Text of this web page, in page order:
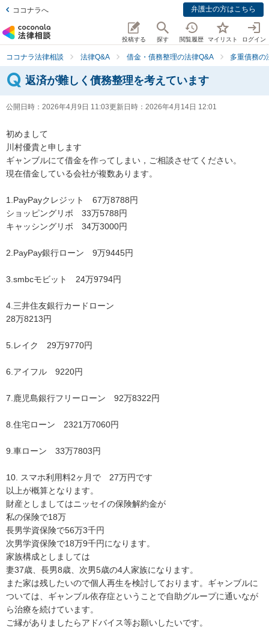
ココナラへ 弁護士の方はこちら
投稿する 探す 閲覧履歴 マイリスト ログイン
ココナラ法律相談 法律Q&A 借金・債務整理の法律Q&A 多重債務の
返済が難しく債務整理を考えています
公開日時： 2026年4月9日 11:03更新日時： 2026年4月14日 12:01
初めまして
川村優貴と申します
ギャンブルにて借金を作ってしまい，ご相談させてください。
現在借金している会社が複数あります。
1.PayPayクレジット　67万8788円
ショッピングリボ　33万5788円
キャッシングリボ　34万3000円
2.PayPay銀行ローン　9万9445円
3.smbcモビット　24万9794円
4.三井住友銀行カードローン
28万8213円
5.レイク　29万9770円
6.アイフル　9220円
7.鹿児島銀行フリーローン　92万8322円
8.住宅ローン　2321万7060円
9.車ローン　33万7803円
10. スマホ利用料2ヶ月で　27万円です
以上が概算となります。
財産としましてはニッセイの保険解約金が
私の保険で18万
長男学資保険で56万3千円
次男学資保険で18万9千円になります。
家族構成としましては
妻37歳、長男8歳、次男5歳の4人家族になります。
また家は残したいので個人再生を検討しております。ギャンブルに
ついては、ギャンブル依存症ということで自助グループに通いなが
ら治療を続けています。
ご縁がありましたらアドバイス等お願いしたいです。